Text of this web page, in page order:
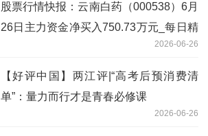
股票行情快报：云南白药（000538）6月
26日主力资金净买入750.73万元_每日精
2026-06-26
【好评中国】两江评|“高考后预消费清
单”：量力而行才是青春必修课
2026-06-26